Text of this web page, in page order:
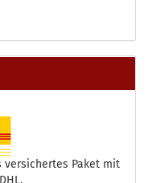
versichertes Paket mit